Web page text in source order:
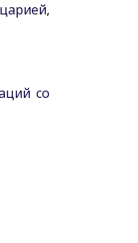
со